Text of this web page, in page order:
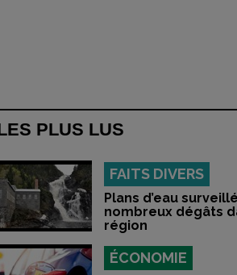
PLUS LUS
FAITS DIVERS
Plans d’eau
nombreux dégâts
région
ÉCONOMIE